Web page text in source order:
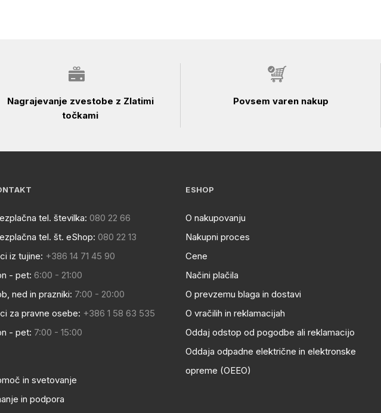
Nagrajevanje zvestobe z Zlatimi
točkami
Povsem varen nakup
tel. številka: 080 22 66
tel. št. eShop: 080 22 13
iz tujine: +386 14 71 45 90
- pet: 6:00 - 21:00
ned in prazniki: 7:00 - 20:00
za pravne osebe: +386 1 58 63 535
- pet: 7:00 - 15:00
in svetovanje
in podpora
ESHOP
O nakupovanju
Nakupni proces
Cene
Načini plačila
O prevzemu blaga in dostavi
O vračilih in reklamacijah
Oddaj odstop od pogodbe ali reklamacijo
Oddaja odpadne električne in elektronske
opreme (OEEO)